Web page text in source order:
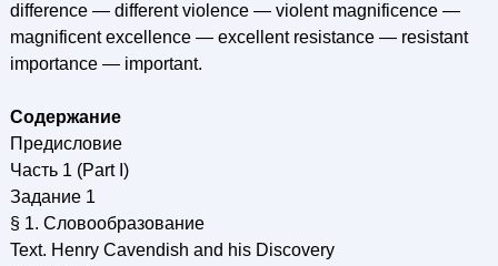
difference — different violence — violent magnificence —
magnificent excellence — excellent resistance — resistant
importance — important.
Содержание
Предисловие
Часть 1 (Part I)
Задание 1
§ 1. Словообразование
Text. Henry Cavendish and his Discovery